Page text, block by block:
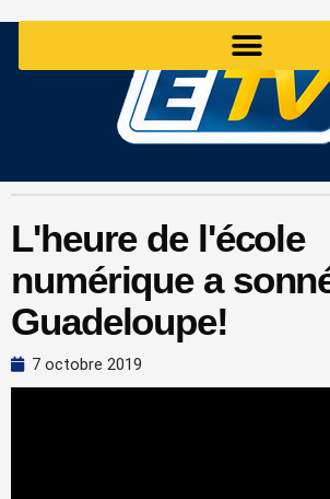
L'heure de l'école
numérique a
Guadeloupe!
7 octobre 2019